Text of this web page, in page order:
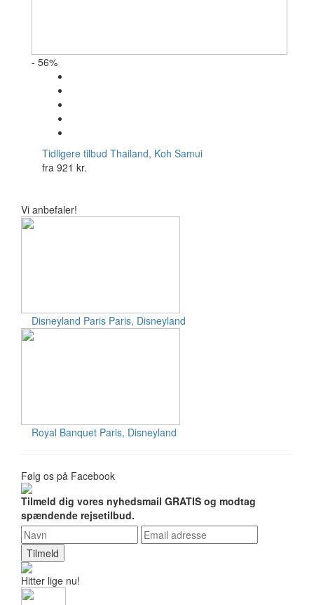
- 56%
Tidligere tilbud Thailand, Koh Samui
fra 921 kr.
Vi anbefaler!
Disneyland Paris Paris, Disneyland
Royal Banquet Paris, Disneyland
Følg os på Facebook
Tilmeld dig vores nyhedsmail GRATIS og modtag
spændende rejsetilbud.
Tilmeld
Hitter lige nu!